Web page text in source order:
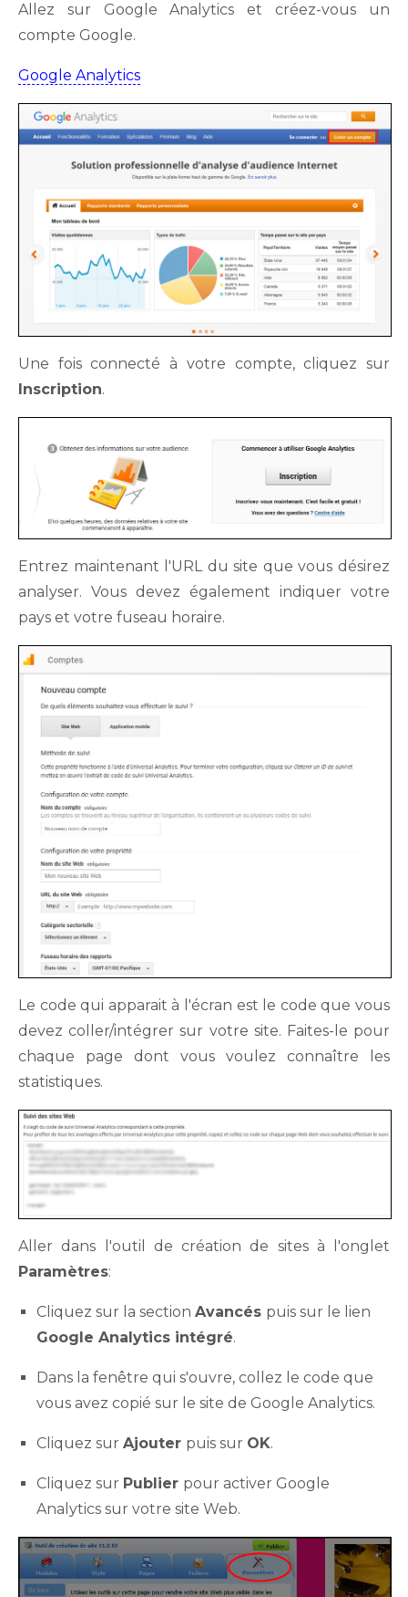
Allez sur Google Analytics et créez-vous un
compte Google.
Google Analytics
Une fois connecté à votre compte, cliquez sur
Inscription.
Entrez maintenant l'URL du site que vous désirez
analyser. Vous devez également indiquer votre
pays et votre fuseau horaire.
Le code qui apparait à l'écran est le code que vous
devez coller/intégrer sur votre site. Faites-le pour
chaque page dont vous voulez connaître les
statistiques.
Aller dans l'outil de création de sites à l'onglet
Paramètres:
Cliquez sur la section Avancés puis sur le lien
Google Analytics intégré.
Dans la fenêtre qui s'ouvre, collez le code que
vous avez copié sur le site de Google Analytics.
Cliquez sur Ajouter puis sur OK.
Cliquez sur Publier pour activer Google
Analytics sur votre site Web.